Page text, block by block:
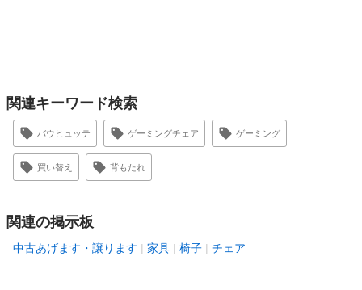
関連キーワード検索
バウヒュッテ ゲーミングチェア ゲーミング
買い替え 背もたれ
関連の掲示板
中古あげます・譲ります 家具 椅子 チェア